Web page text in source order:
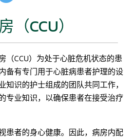
CCU）
（CCU）为处于心脏危机状态的患
备有专门用于心脏病患者护理的设
知识的护士组成的团队共同工作，
专业知识，以确保患者在接受治疗
患者的身心健康。因此，病房内配